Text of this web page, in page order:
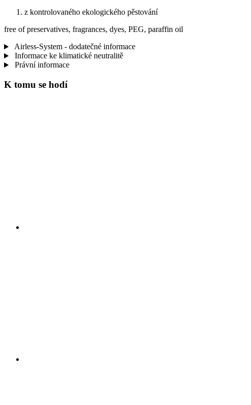
z kontrolovaného ekologického pěstování
free of preservatives, fragrances, dyes, PEG, paraffin oil
Airless-System - dodatečné informace
Informace ke klimatické neutralitě
Právní informace
K tomu se hodí